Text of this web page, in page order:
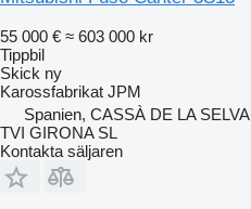
55 000 € ≈ 603 000 kr
Tippbil
Skick ny
Karossfabrikat JPM
Spanien, CASSÀ DE LA SELVA
TVI GIRONA SL
Kontakta säljaren